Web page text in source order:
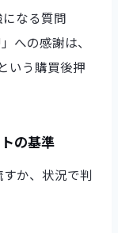
なる質問
への感謝は、
いう購買後押
の基準
か、状況で判